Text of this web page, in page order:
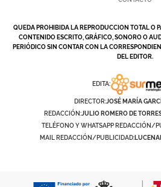
QUEDA PROHIBIDA LA REPRODUCCION TOTAL O
CONTENIDO ESCRITO, GRÁFICO, SONORO O
PERIÓDICO SIN CONTAR CON LA
DEL EDITOR.
EDITA:
DIRECTOR:JOSÉ MARÍA
REDACCIÓN:JULIO ROMERO DE
TELÉFONO Y WHATSAPP REDACCIÓN/
MAIL REDACCIÓN/PUBLICIDAD: